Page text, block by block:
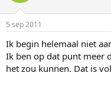
5 sep 2011
Ik begin helemaal niet
Ik ben op dat punt meer
het zou kunnen. Dat is